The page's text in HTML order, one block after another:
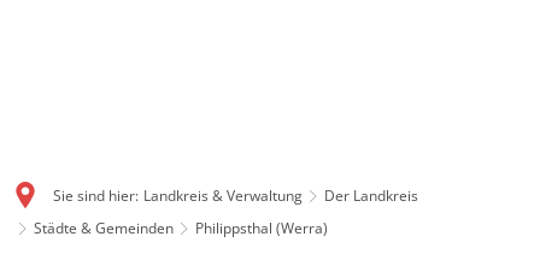
Sie sind hier: Landkreis & Verwaltung
Der Landkreis
Städte & Gemeinden
Philippsthal (Werra)